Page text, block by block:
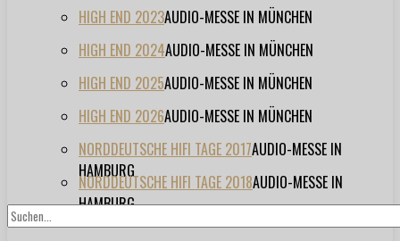
HIGH END 2023AUDIO-MESSE IN MÜNCHEN
HIGH END 2024AUDIO-MESSE IN MÜNCHEN
HIGH END 2025AUDIO-MESSE IN MÜNCHEN
HIGH END 2026AUDIO-MESSE IN MÜNCHEN
NORDDEUTSCHE HIFI TAGE 2017AUDIO-MESSE IN
HAMBURG
NORDDEUTSCHE HIFI TAGE 2018AUDIO-MESSE IN
HAMBURG